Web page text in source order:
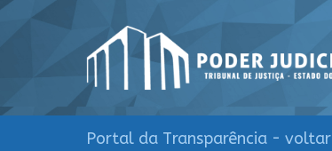
Portal da Transparência - voltar